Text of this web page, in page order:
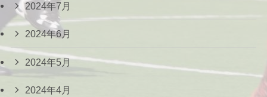
2024年7月
2024年6月
2024年5月
2024年4月